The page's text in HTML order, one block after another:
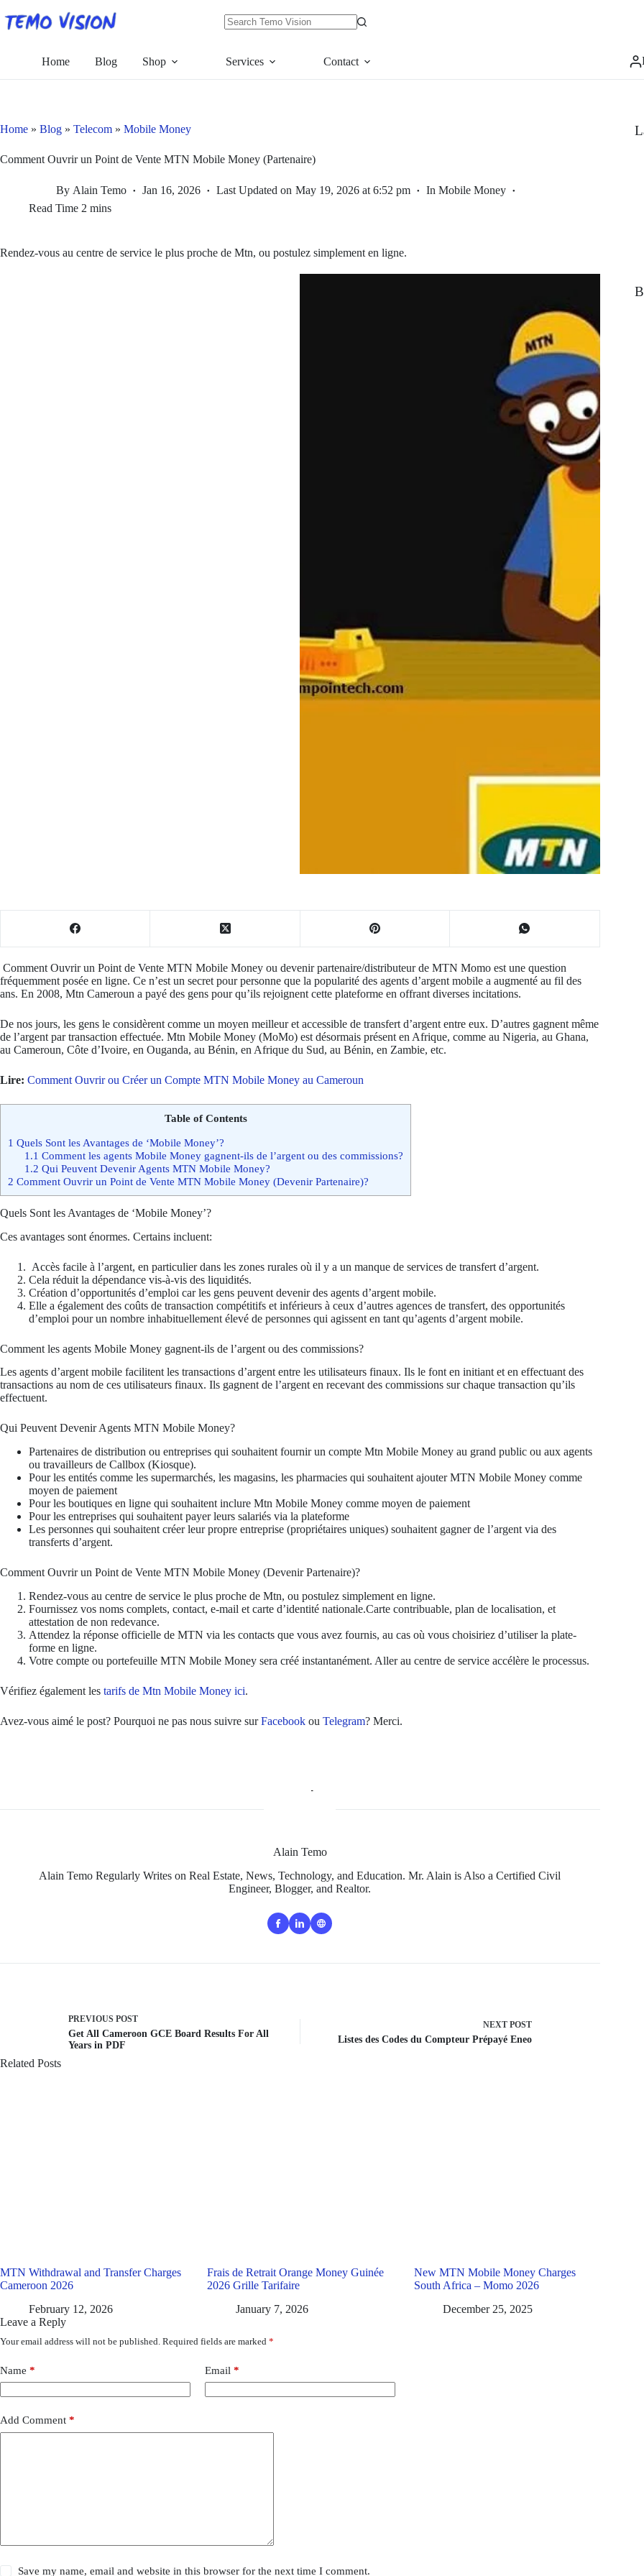
to
content
Home Blog Shop Services Contact
Home » Blog » Telecom » Mobile Money
Comment Ouvrir un Point de Vente MTN Mobile Money (Partenaire)
By Alain Temo Jan 16, 2026 Last Updated on May 19, 2026 at 6:52 pm In Mobile Money
Read Time 2 mins
Rendez-vous au centre de service le plus proche de Mtn, ou postulez simplement en ligne.
Comment Ouvrir un Point de Vente MTN Mobile Money ou devenir partenaire/distributeur de MTN Momo est une question
fréquemment posée en ligne. Ce n’est un secret pour personne que la popularité des agents d’argent mobile a augmenté au fil des
ans. En 2008, Mtn Cameroun a payé des gens pour qu’ils rejoignent cette plateforme en offrant diverses incitations.
De nos jours, les gens le considèrent comme un moyen meilleur et accessible de transfert d’argent entre eux. D’autres gagnent même
de l’argent par transaction effectuée. Mtn Mobile Money (MoMo) est désormais présent en Afrique, comme au Nigeria, au Ghana,
au Cameroun, Côte d’Ivoire, en Ouganda, au Bénin, en Afrique du Sud, au Bénin, en Zambie, etc.
Lire: Comment Ouvrir ou Créer un Compte MTN Mobile Money au Cameroun
Table of Contents
1 Quels Sont les Avantages de ‘Mobile Money’?
1.1 Comment les agents Mobile Money gagnent-ils de l’argent ou des commissions?
1.2 Qui Peuvent Devenir Agents MTN Mobile Money?
2 Comment Ouvrir un Point de Vente MTN Mobile Money (Devenir Partenaire)?
Quels Sont les Avantages de ‘Mobile Money’?
Ces avantages sont énormes. Certains incluent:
Accès facile à l’argent, en particulier dans les zones rurales où il y a un manque de services de transfert d’argent.
Cela réduit la dépendance vis-à-vis des liquidités.
Création d’opportunités d’emploi car les gens peuvent devenir des agents d’argent mobile.
Elle a également des coûts de transaction compétitifs et inférieurs à ceux d’autres agences de transfert, des opportunités
d’emploi pour un nombre inhabituellement élevé de personnes qui agissent en tant qu’agents d’argent mobile.
Comment les agents Mobile Money gagnent-ils de l’argent ou des commissions?
Les agents d’argent mobile facilitent les transactions d’argent entre les utilisateurs finaux. Ils le font en initiant et en effectuant des
transactions au nom de ces utilisateurs finaux. Ils gagnent de l’argent en recevant des commissions sur chaque transaction qu’ils
effectuent.
Qui Peuvent Devenir Agents MTN Mobile Money?
Partenaires de distribution ou entreprises qui souhaitent fournir un compte Mtn Mobile Money au grand public ou aux agents
ou travailleurs de Callbox (Kiosque).
Pour les entités comme les supermarchés, les magasins, les pharmacies qui souhaitent ajouter MTN Mobile Money comme
moyen de paiement
Pour les boutiques en ligne qui souhaitent inclure Mtn Mobile Money comme moyen de paiement
Pour les entreprises qui souhaitent payer leurs salariés via la plateforme
Les personnes qui souhaitent créer leur propre entreprise (propriétaires uniques) souhaitent gagner de l’argent via des
transferts d’argent.
Comment Ouvrir un Point de Vente MTN Mobile Money (Devenir Partenaire)?
Rendez-vous au centre de service le plus proche de Mtn, ou postulez simplement en ligne.
Fournissez vos noms complets, contact, e-mail et carte d’identité nationale.Carte contribuable, plan de localisation, et
attestation de non redevance.
Attendez la réponse officielle de MTN via les contacts que vous avez fournis, au cas où vous choisiriez d’utiliser la plate-
forme en ligne.
Votre compte ou portefeuille MTN Mobile Money sera créé instantanément. Aller au centre de service accélère le processus.
Vérifiez également les tarifs de Mtn Mobile Money ici.
Avez-vous aimé le post? Pourquoi ne pas nous suivre surFacebook ou Telegram? Merci.
Alain Temo
Alain Temo Regularly Writes on Real Estate, News, Technology, and Education. Mr. Alain is Also a Certified Civil
Engineer, Blogger, and Realtor.
PREVIOUS POST
Get All Cameroon GCE Board Results For All
Years in PDF
NEXT POST
Listes des Codes du Compteur Prépayé Eneo
Related Posts
MTN Withdrawal and Transfer Charges
Cameroon 2026
February 12, 2026
Frais de Retrait Orange Money Guinée
2026 Grille Tarifaire
January 7, 2026
New MTN Mobile Money Charges
South Africa – Momo 2026
December 25, 2025
Leave a Reply
Your email address will not be published. Required fields are marked *
Name * Email *
Add Comment *
Save my name, email and website in this browser for the next time I comment.